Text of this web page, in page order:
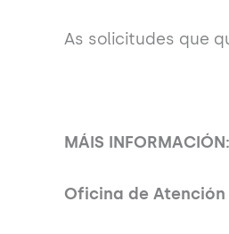
As solicitudes que
MÁIS INFORMACIÓN:
Oficina de